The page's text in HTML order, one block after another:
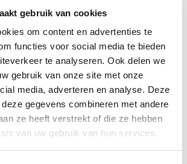
gebruik van cookies
om content en advertenties te
functies voor social media te bieden
te analyseren. Ook delen we
gebruik van onze site met onze
media, adverteren en analyse. Deze
gegevens combineren met andere
ze heeft verstrekt of die ze hebben
van uw gebruik van hun services.